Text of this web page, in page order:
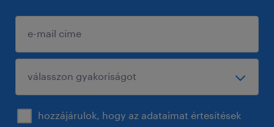
hozzájárulok, hogy az adataimat értesítések